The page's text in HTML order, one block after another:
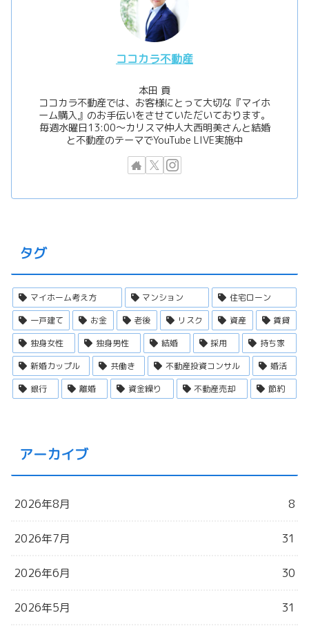
ココカラ不動産
本田 貢
ココカラ不動産では、お客様にとって大切な『マイホ
ーム購入』のお手伝いをさせていただいております。
毎週水曜日13:00〜カリスマ仲人大西明美さんと結婚
と不動産のテーマでYouTube LIVE実施中
タグ
マイホーム考え方 マンション
住宅ローン
一戸建て
お金 老後 リスク 資産
賃貸
独身女性
独身男性 結婚 採用
持ち家
新婚カップル
共働き 不動産投資コンサル
婚活
銀行
離婚 資金繰り 不動産売却 節約
アーカイブ
2026年8月 8
2026年7月 31
2026年6月 30
2026年5月 31